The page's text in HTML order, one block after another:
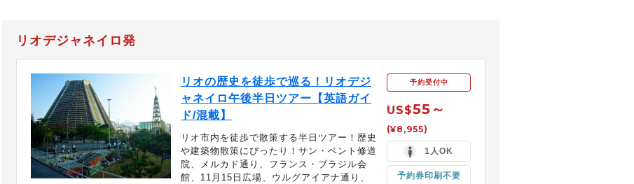
リオデジャネイロ発
リオの歴史を徒歩で巡る！リオデジ
ャネイロ午後半日ツアー【英語ガイ
ド/混載】
リオ市内を徒歩で散策する半日ツアー！歴史
や建築物散策にぴったり！サン・ベント修道
院、メルカド通り、フランス・ブラジル会
館、11月15日広場、ウルグアイアナ通り、
予約受付中
US$55～
(¥8,955)
1人OK
予約券印刷不要